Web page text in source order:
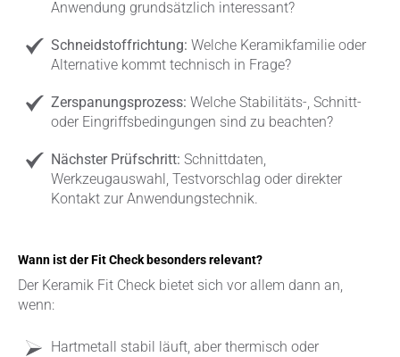
Anwendung grundsätzlich interessant?
Schneidstoffrichtung: Welche Keramikfamilie oder
Alternative kommt technisch in Frage?
Zerspanungsprozess: Welche Stabilitäts-, Schnitt-
oder Eingriffsbedingungen sind zu beachten?
Nächster Prüfschritt: Schnittdaten,
Werkzeugauswahl, Testvorschlag oder direkter
Kontakt zur Anwendungstechnik.
Wann ist der Fit Check besonders relevant?
Der Keramik Fit Check bietet sich vor allem dann an,
wenn:
Hartmetall stabil läuft, aber thermisch oder